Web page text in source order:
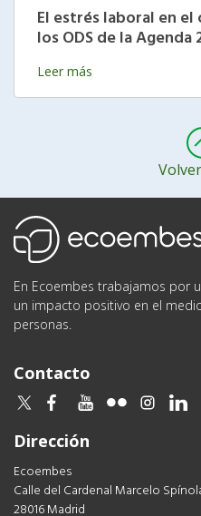
El estrés laboral en
los ODS de la Agenda
Leer más
En Ecoembes trabajamos por
un impacto positivo en el
personas.
Contacto
twitterfacebook
youtube
flickr instagram
Dirección
Ecoembes
Calle del Cardenal Marcelo
28016 Madrid